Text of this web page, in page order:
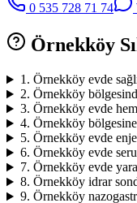
0 535 728 71 74
Örnekköy
1 . Örnekköy evde
2. Örnekköy
3. Örnekköy evde
4. Örnekköy bölgesine
5. Örnekköy evde
6. Örnekköy evde
7. Örnekköy evde yara
8. Örnekköy idrar
9. Örnekköy